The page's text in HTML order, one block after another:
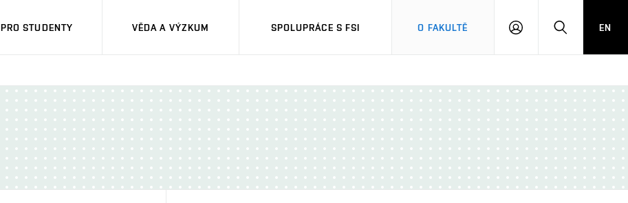
PRO STUDENTY VĚDA A VÝZKUM SPOLUPRÁCE S FSI O FAKULTĚ
PŘIHLÁŠENÍHLEDAT
EN